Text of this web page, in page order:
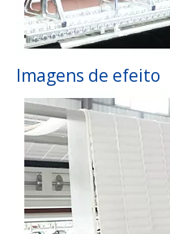
Imagens de efeito